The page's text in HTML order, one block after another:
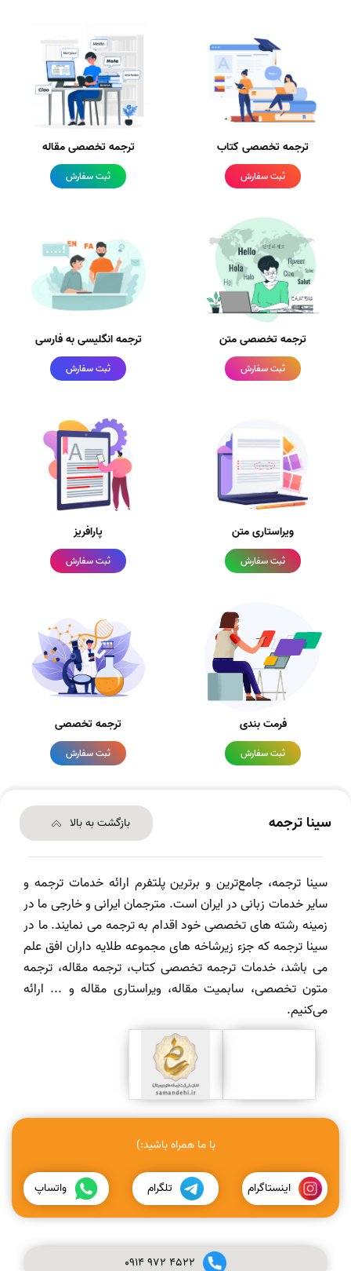
ترجمه تخصصی کتاب
ثبت سفارش
ترجمه تخصصی مقاله
ثبت سفارش
ترجمه تخصصی متن
ثبت سفارش
ترجمه انگلیسی به فارسی
ثبت سفارش
ویراستاری متن
ثبت سفارش
پارافریز
ثبت سفارش
فرمت بندی
ثبت سفارش
ترجمه تخصصی
ثبت سفارش
سینا ترجمه بازگشت به بالا
سینا ترجمه، جامع‌ترین و برترین پلتفرم ارائه خدمات ترجمه و
سایر خدمات زبانی در ایران است. مترجمان ایرانی و خارجی ما در
زمینه رشته های تخصصی خود اقدام به ترجمه می نمایند. ما در
سینا ترجمه که جزء زیرشاخه های مجموعه طلایه داران افق علم
می باشد، خدمات ترجمه تخصصی کتاب، ترجمه مقاله، ترجمه
متون تخصصی، سابمیت مقاله، ویراستاری مقاله و ... ارائه
می‌کنیم.
با ما همراه باشید:)
اینستاگرام تلگرام واتساپ
0914972 4522